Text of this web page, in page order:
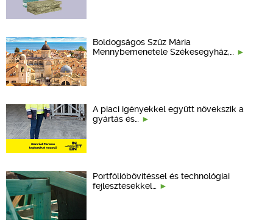
Boldogságos Szűz Mária
Mennybemenetele Székesegyház,…
A piaci igényekkel együtt növekszik a
gyártás és…
Portfólióbővítéssel és technológiai
fejlesztésekkel…